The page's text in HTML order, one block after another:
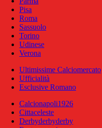
Pisa
Roma
Sassuolo
Torino
Udinese
Verona
Ultimissime Calciomercato
Ufficialità
Esclusive Romano
Calcionapoli1926
Cittaceleste
Derbyderbyderby